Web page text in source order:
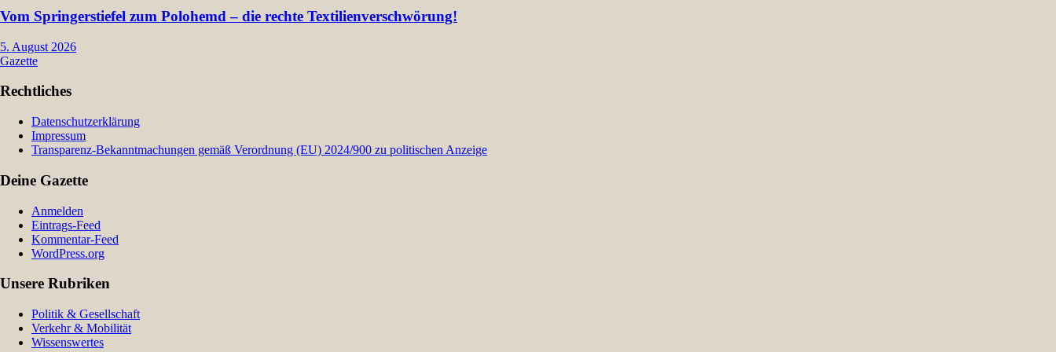
Vom Springerstiefel zum Polohemd – die rechte Textilienverschwörung!
5. August 2026
Gazette
Rechtliches
Datenschutzerklärung
Impressum
Transparenz-Bekanntmachungen gemäß Verordnung (EU) 2024/900 zu politischen Anzeige
Deine Gazette
Anmelden
Eintrags-Feed
Kommentar-Feed
WordPress.org
Unsere Rubriken
Politik & Gesellschaft
Verkehr & Mobilität
Wissenswertes